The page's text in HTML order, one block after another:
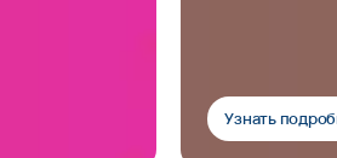
Узнать